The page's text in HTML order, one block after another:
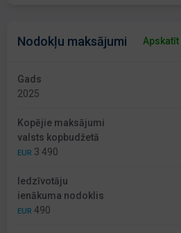
Nodokļu maksājumi
Gads
2025
Kopējie maksājumi
valsts kopbudžetā
EUR 3 490
Iedzīvotāju
ienākuma nodoklis
EUR 490